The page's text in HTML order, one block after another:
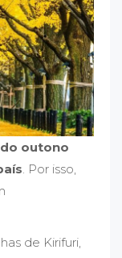
outono
. Por isso,
de Kirifuri,